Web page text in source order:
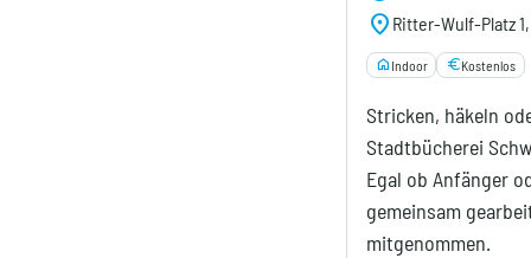
location_on Ritter-Wulf-Platz
home Indoor euroKostenlos
Stricken, häkeln
Stadtbücherei
Egal ob Anfänger
gemeinsam
mitgenommen.